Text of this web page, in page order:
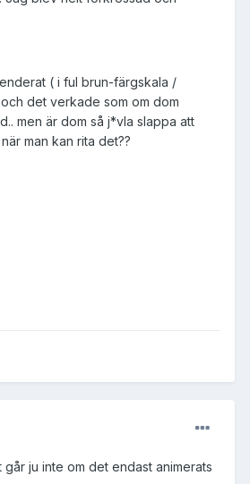
( i ful brun-färgskala /
det verkade som om dom
men är dom så j*vla slappa att
man kan rita det??
ju inte om det endast animerats